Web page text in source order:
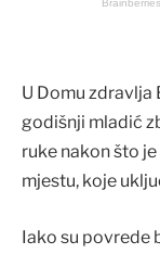
U Domu zdravlja
godišnji mladić
ruke nakon što
mjestu, koje
Iako su povrede